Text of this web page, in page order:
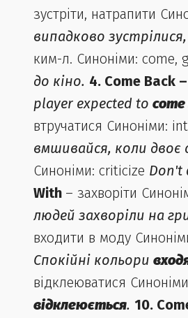
зустріти, натрапити
випадково
ким-л. Синоніми: come,
до кіно. 4. Come Back –
player expected to
втручатися Синоніми:
вмшивайся, коли двоє
Синоніми: criticize Don't
With – захворіти
людей захворіли на
входити в моду
Спокійні кольори
відклеюватися
відклеюється. 10.